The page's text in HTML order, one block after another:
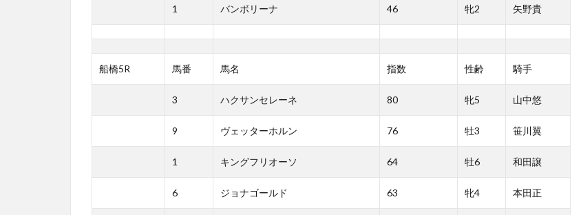
1 バンボリーナ 46 牝2 矢野貴
船橋5R 馬番 馬名 指数 性齢 騎手
3 ハクサンセレーネ 80 牝5 山中悠
9 ヴェッターホルン 76 牡3 笹川翼
1 キングフリオーソ 64 牡6 和田譲
6 ジョナゴールド 63 牝4 本田正